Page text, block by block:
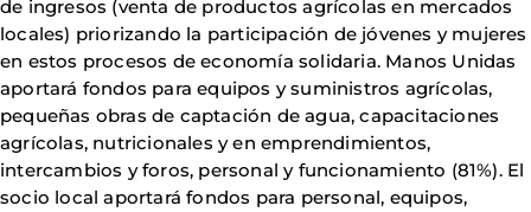
de ingresos (venta de productos agrícolas en mercados
locales) priorizando la participación de jóvenes y mujeres
en estos procesos de economía solidaria. Manos Unidas
aportará fondos para equipos y suministros agrícolas,
pequeñas obras de captación de agua, capacitaciones
agrícolas, nutricionales y en emprendimientos,
intercambios y foros, personal y funcionamiento (81%). El
socio local aportará fondos para personal, equipos,